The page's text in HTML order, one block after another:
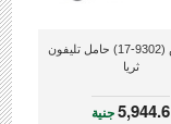
ساترانس (9302-17) حامل تليفون
ثريا
5,944.6جنية